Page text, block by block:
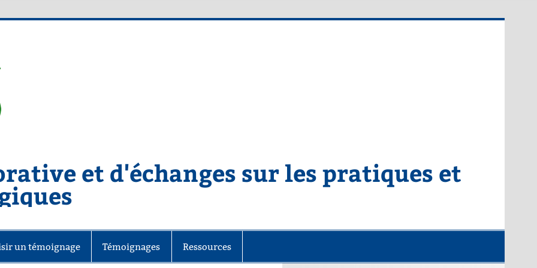
et d'échanges sur les pratiques et
un témoignage Témoignages Ressources